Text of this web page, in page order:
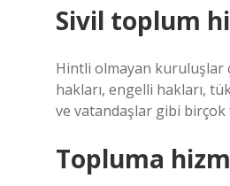
Sivil toplum
Hintli olmayan kuruluşlar
hakları, engelli hakları,
ve vatandaşlar gibi birçok
Topluma